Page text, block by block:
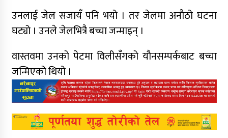
उनलाई जेल सजायँ पनि भयो । तर जेलमा अनौठो घटना
घट्यो । उनले जेलभित्रै बच्चा जन्माइन् ।
वास्तवमा उनको पेटमा विलीसँगको यौनसम्पर्कबाट बच्चा
जन्मिएको थियो ।